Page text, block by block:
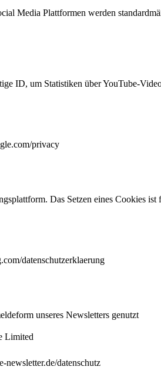
Media Plattformen werden
ID, um Statistiken über YouTube-
privacy
Das Setzen eines Cookies
datenschutzerklaerung
unseres Newsletters genutzt
Limited
newsletter.de/datenschutz